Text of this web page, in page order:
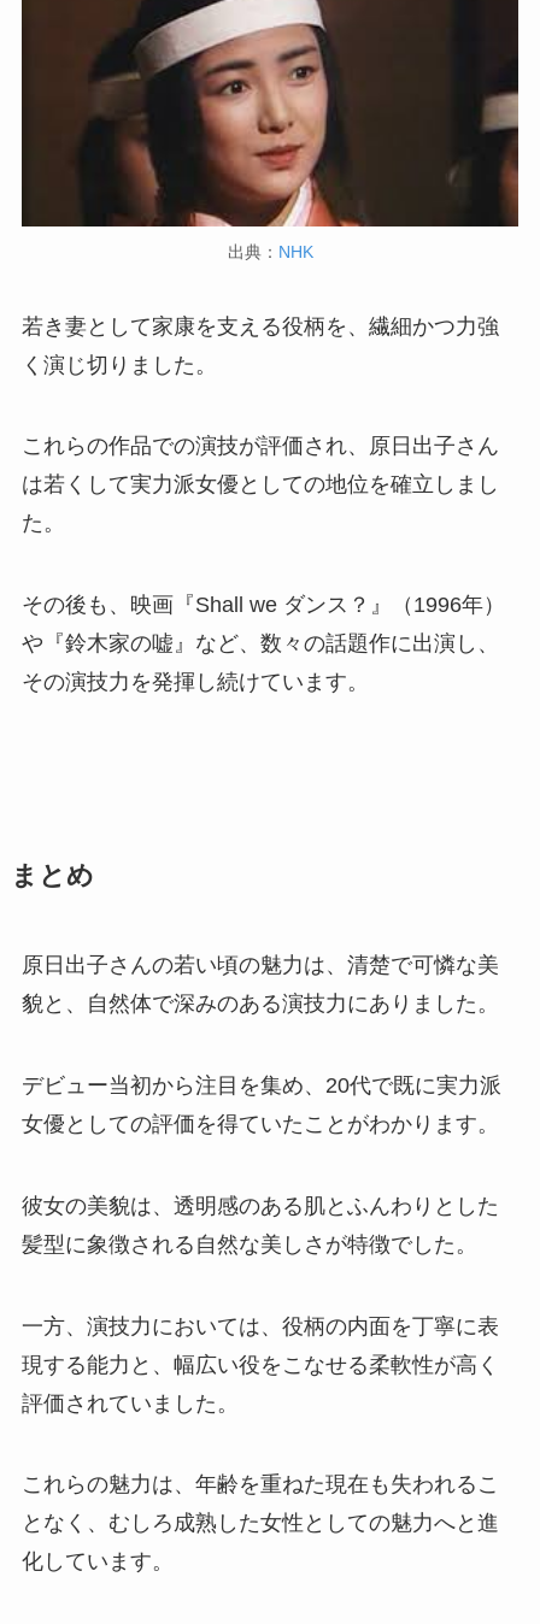
出典： NHK
若き妻として家康を支える役柄を、繊細かつ力強
く演じ切りました。
これらの作品での演技が評価され、原日出子さん
は若くして実力派女優としての地位を確立しまし
た。
その後も、映画『Shall we ダンス？』（1996年）
や『鈴木家の嘘』など、数々の話題作に出演し、
その演技力を発揮し続けています。
まとめ
原日出子さんの若い頃の魅力は、清楚で可憐な美
貌と、自然体で深みのある演技力にありました。
デビュー当初から注目を集め、20代で既に実力派
女優としての評価を得ていたことがわかります。
彼女の美貌は、透明感のある肌とふんわりとした
髪型に象徴される自然な美しさが特徴でした。
一方、演技力においては、役柄の内面を丁寧に表
現する能力と、幅広い役をこなせる柔軟性が高く
評価されていました。
これらの魅力は、年齢を重ねた現在も失われるこ
となく、むしろ成熟した女性としての魅力へと進
化しています。